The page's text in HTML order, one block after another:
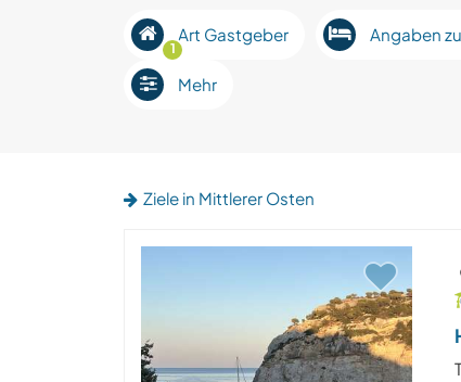
Art Gastgeber
1
Angaben
Mehr
Ziele in Mittlerer Osten